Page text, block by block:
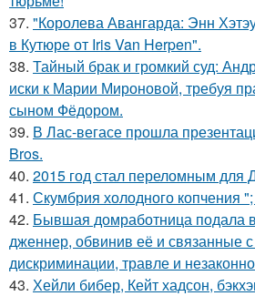
37. "Королева Авангарда: Энн
в Кутюре от Iris Van Herpen".
38. Тайный брак и громкий суд:
иски к Марии Мироновой, требуя
сыном Фёдором.
39. В Лас-вегасе прошла
Bros.
40. 2015 год стал переломным для
41. Скумбрия холодного копчения
42. Бывшая домработница подала
дженнер, обвинив её и связанные
дискриминации, травле и
43. Хейли бибер, Кейт хадсон,